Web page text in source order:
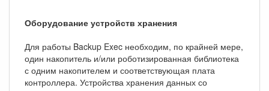
Оборудование устройств хранения
Для работы Backup Exec необходим, по крайней мере,
один накопитель и/или роботизированная библиотека
с одним накопителем и соответствующая плата
контроллера. Устройства хранения данных со